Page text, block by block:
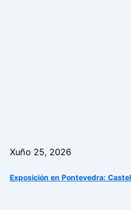
Xuño 25, 2026
Exposición en Pontevedra: